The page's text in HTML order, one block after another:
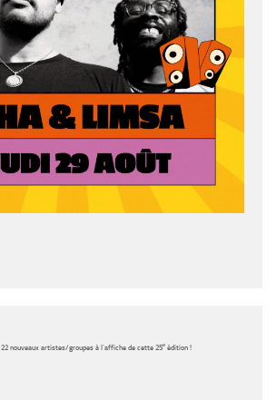
22 nouveaux artistes/groupes à l’affiche de cette 25e édition !